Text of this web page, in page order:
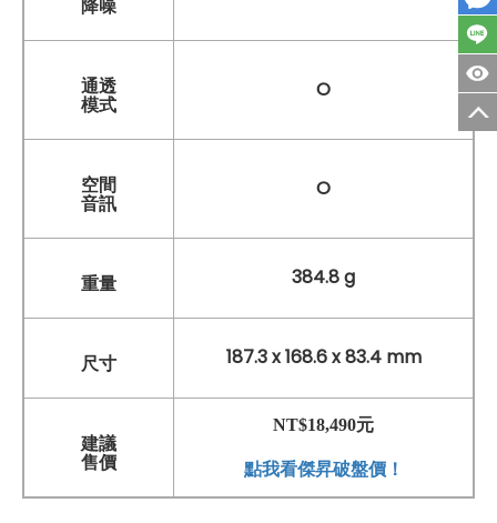
降噪
通透
模式
O
空間
音訊
O
重量 384.8 g
尺寸 187.3 x 168.6 x 83.4 mm
建議
售價
NT$18,490元
點我看傑昇破盤價！